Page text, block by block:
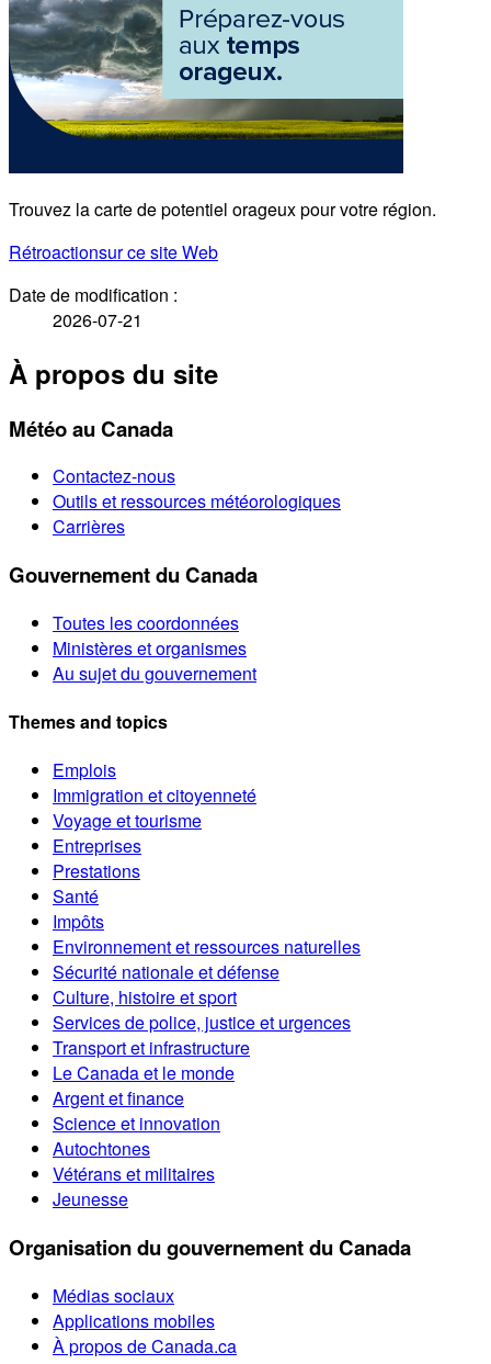
Trouvez la carte de potentiel orageux pour votre région.
Rétroactionsur ce site Web
Date de modification :
2026-07-21
À propos du site
Météo au Canada
Contactez-nous
Outils et ressources météorologiques
Carrières
Gouvernement du Canada
Toutes les coordonnées
Ministères et organismes
Au sujet du gouvernement
Themes and topics
Emplois
Immigration et citoyenneté
Voyage et tourisme
Entreprises
Prestations
Santé
Impôts
Environnement et ressources naturelles
Sécurité nationale et défense
Culture, histoire et sport
Services de police, justice et urgences
Transport et infrastructure
Le Canada et le monde
Argent et finance
Science et innovation
Autochtones
Vétérans et militaires
Jeunesse
Organisation du gouvernement du Canada
Médias sociaux
Applications mobiles
À propos de Canada.ca